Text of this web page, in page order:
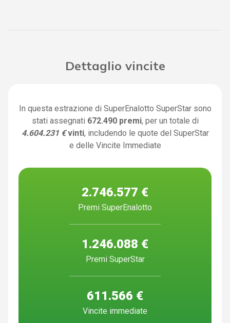
Dettaglio vincite
In questa estrazione di SuperEnalotto SuperStar sono
stati assegnati 672.490 premi, per un totale di
4.604.231 € vinti, includendo le quote del SuperStar
e delle Vincite Immediate
2.746.577 €
Premi SuperEnalotto
1.246.088 €
Premi SuperStar
611.566 €
Vincite immediate